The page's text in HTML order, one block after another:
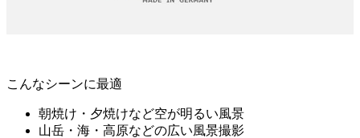
こんなシーンに最適
朝焼け・夕焼けなど空が明るい風景
山岳・海・高原などの広い風景撮影